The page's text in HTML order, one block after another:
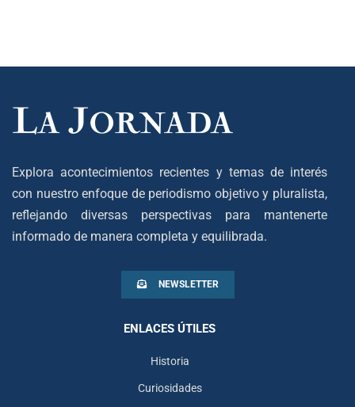
Explora acontecimientos recientes y temas de interés
con nuestro enfoque de periodismo objetivo y pluralista,
reflejando diversas perspectivas para mantenerte
informado de manera completa y equilibrada.
NEWSLETTER
ENLACES ÚTILES
Historia
Curiosidades